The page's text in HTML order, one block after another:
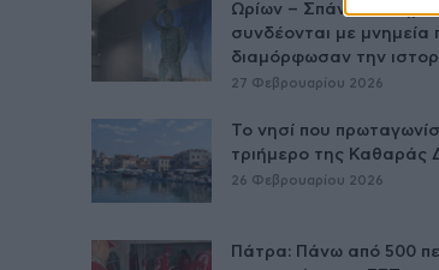
Ωρίων – Σπάνια
συνδέονται με μνημεία
διαμόρφωσαν την
27 Φεβρουαρίου 2026
Το νησί που
τριήμερο της Καθαράς
26 Φεβρουαρίου 2026
Πάτρα: Πάνω από 500